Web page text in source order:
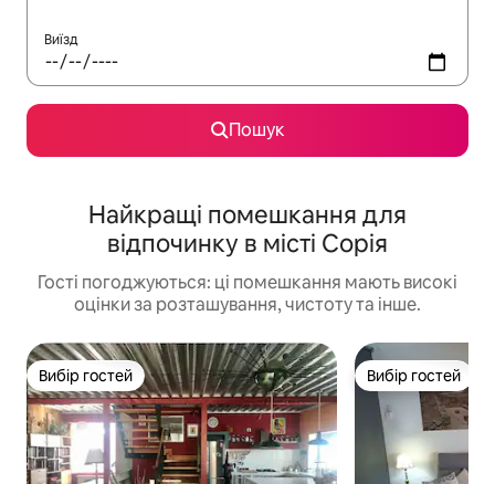
Виїзд
Пошук
Найкращі помешкання для
відпочинку в місті Сорія
Гості погоджуються: ці помешкання мають високі
оцінки за розташування, чистоту та інше.
Вибір гостей
Вибір гостей Вибір гостей
Вибір гостей